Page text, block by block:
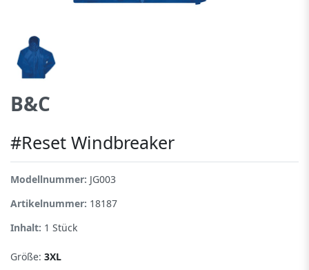
B&C
#Reset Windbreaker
Modellnummer: JG003
Artikelnummer: 18187
Inhalt: 1 Stück
Größe: 3XL